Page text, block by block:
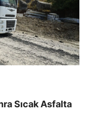
Sıcak Asfalta